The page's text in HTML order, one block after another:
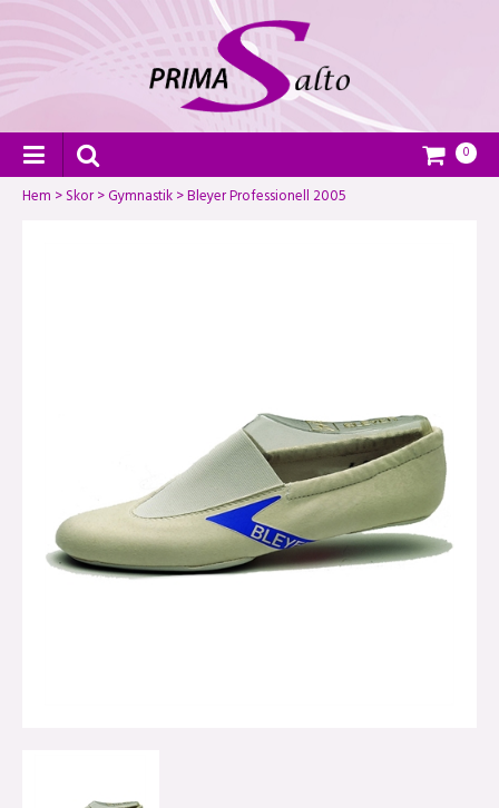
0
Hem >Skor>Gymnastik>Bleyer Professionell 2005